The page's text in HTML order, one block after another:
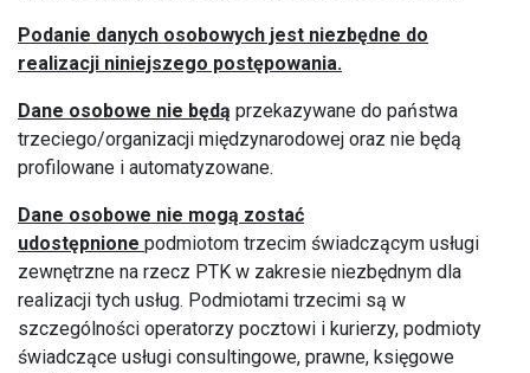
Podanie danych osobowych jest niezbędne do
realizacji niniejszego postępowania.
Dane osobowe nie będą przekazywane do państwa
trzeciego/organizacji międzynarodowej oraz nie będą
profilowane i automatyzowane.
Dane osobowe nie mogą zostać
udostępnione podmiotom trzecim świadczącym usługi
zewnętrzne na rzecz PTK w zakresie niezbędnym dla
realizacji tych usług. Podmiotami trzecimi są w
szczególności operatorzy pocztowi i kurierzy, podmioty
świadczące usługi consultingowe, prawne, księgowe